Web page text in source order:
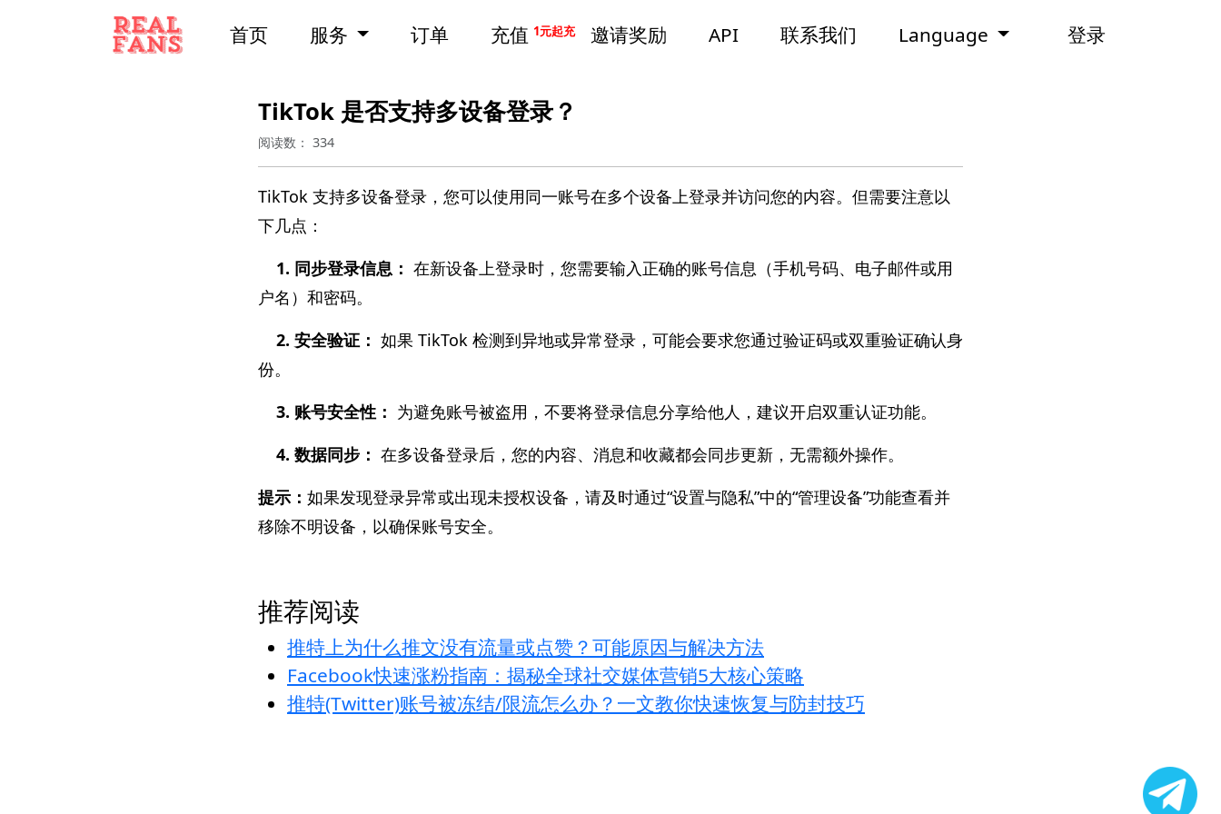
首页 服务 订单 充值 1元起充 邀请奖励 API 联系我们 Language 登录
TikTok 是否支持多设备登录？
阅读数： 334
TikTok 支持多设备登录，您可以使用同一账号在多个设备上登录并访问您的内容。但需要注意以
下几点：
1. 同步登录信息： 在新设备上登录时，您需要输入正确的账号信息（手机号码、电子邮件或用
户名）和密码。
2. 安全验证： 如果 TikTok 检测到异地或异常登录，可能会要求您通过验证码或双重验证确认身
份。
3. 账号安全性： 为避免账号被盗用，不要将登录信息分享给他人，建议开启双重认证功能。
4. 数据同步： 在多设备登录后，您的内容、消息和收藏都会同步更新，无需额外操作。
提示： 如果发现登录异常或出现未授权设备，请及时通过“设置与隐私”中的“管理设备”功能查看并
移除不明设备，以确保账号安全。
推荐阅读
推特上为什么推文没有流量或点赞？可能原因与解决方法
Facebook快速涨粉指南：揭秘全球社交媒体营销5大核心策略
推特(Twitter)账号被冻结/限流怎么办？一文教你快速恢复与防封技巧